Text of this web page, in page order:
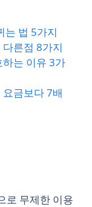
는 법 5가지
른점 8가지
는 이유 3가
금보다 7배
로 무제한 이용